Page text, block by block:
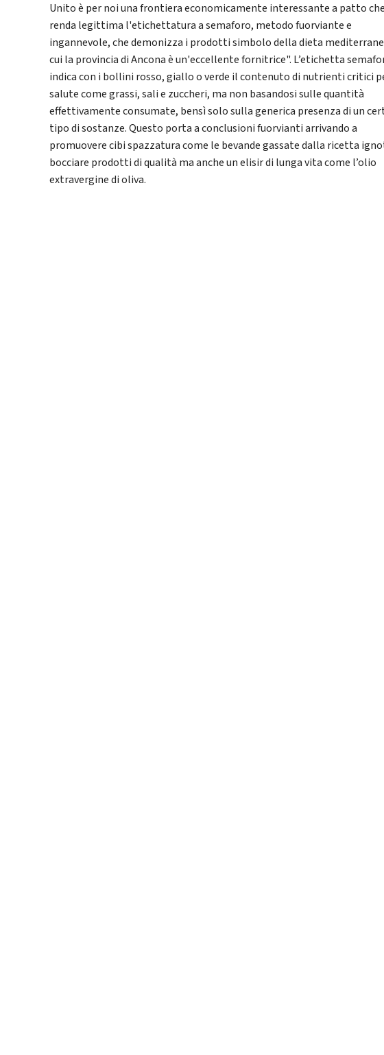
Unito è per noi una frontiera economicamente interessante a patto
renda legittima l'etichettatura a semaforo, metodo fuorviante e
ingannevole, che demonizza i prodotti simbolo della dieta
cui la provincia di Ancona è un'eccellente fornitrice". L’etichetta
indica con i bollini rosso, giallo o verde il contenuto di nutrienti critici
salute come grassi, sali e zuccheri, ma non basandosi sulle quantità
effettivamente consumate, bensì solo sulla generica presenza di un
tipo di sostanze. Questo porta a conclusioni fuorvianti arrivando a
promuovere cibi spazzatura come le bevande gassate dalla ricetta
bocciare prodotti di qualità ma anche un elisir di lunga vita come l’olio
extravergine di oliva.